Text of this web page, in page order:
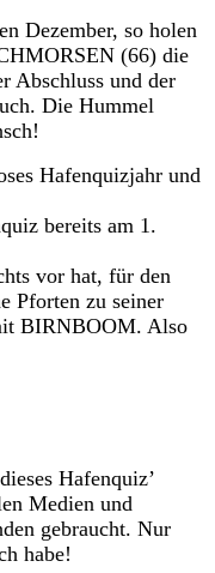
Dezember, so holen
(66) die
Abschluss und der
Die Hummel
Hafenquizjahr und
bereits am 1.
vor hat, für den
Pforten zu seiner
BIRNBOOM. Also
Hafenquiz’
Medien und
gebraucht. Nur
habe!